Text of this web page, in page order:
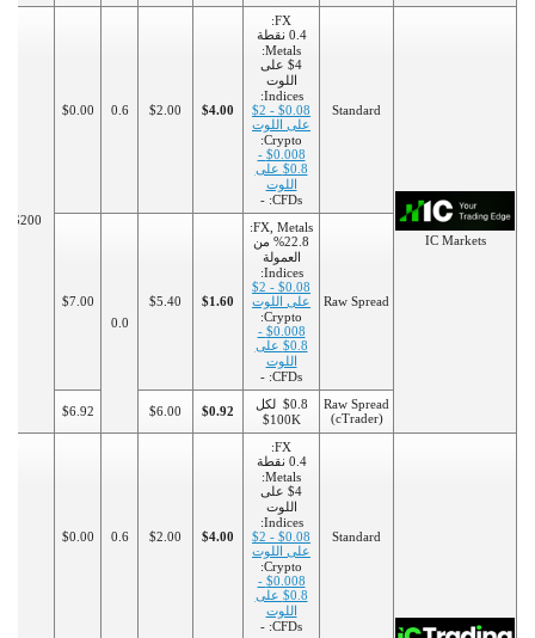
IC Markets
Standard
FX:
0.4 نقطة
Metals:
$4 على
اللوت
Indices:
$0.08 - $2
على اللوت
Crypto:
$0.008 -
$0.8 على
اللوت
CFDs: -
$4.00
$2.00
0.6
$0.00
$200
Raw Spread
FX, Metals:
%22.8 من
العمولة
Indices:
$0.08 - $2
على اللوت
Crypto:
$0.008 -
$0.8 على
اللوت
CFDs: -
$1.60
$5.40
0.0
$7.00
Raw Spread
(cTrader)
$0.8 لكل
100K$
$0.92
$6.00
$6.92
Standard
FX:
0.4 نقطة
Metals:
$4 على
اللوت
Indices:
$0.08 - $2
على اللوت
Crypto:
$0.008 -
$0.8 على
اللوت
CFDs: -
$4.00
$2.00
0.6
$0.00